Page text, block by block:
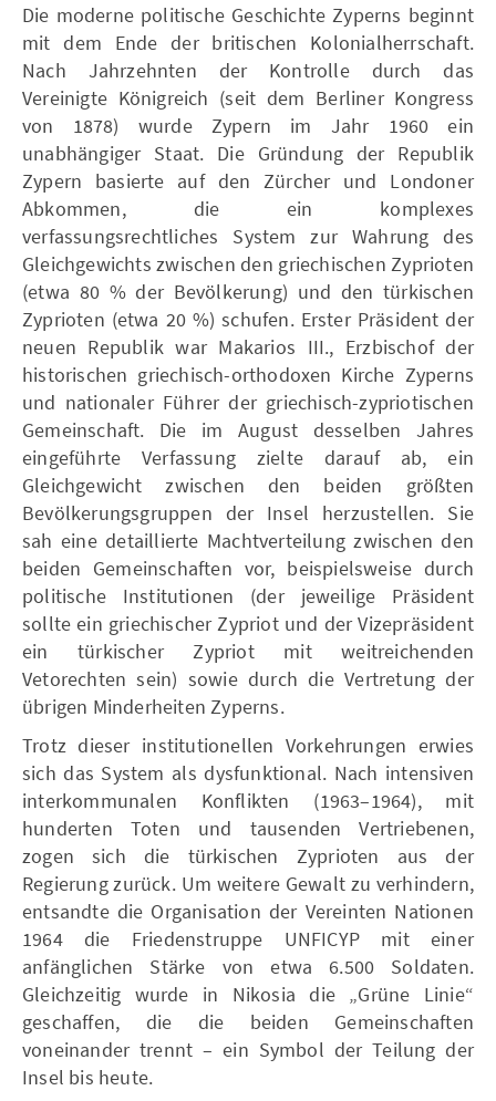
Die moderne politische Geschichte Zyperns beginnt
mit dem Ende der britischen Kolonialherrschaft.
Nach Jahrzehnten der Kontrolle durch das
Vereinigte Königreich (seit dem Berliner Kongress
von 1878) wurde Zypern im Jahr 1960 ein
unabhängiger Staat. Die Gründung der Republik
Zypern basierte auf den Zürcher und Londoner
Abkommen, die ein komplexes
verfassungsrechtliches System zur Wahrung des
Gleichgewichts zwischen den griechischen Zyprioten
(etwa 80 % der Bevölkerung) und den türkischen
Zyprioten (etwa 20 %) schufen. Erster Präsident der
neuen Republik war Makarios III., Erzbischof der
historischen griechisch-orthodoxen Kirche Zyperns
und nationaler Führer der griechisch-zypriotischen
Gemeinschaft. Die im August desselben Jahres
eingeführte Verfassung zielte darauf ab, ein
Gleichgewicht zwischen den beiden größten
Bevölkerungsgruppen der Insel herzustellen. Sie
sah eine detaillierte Machtverteilung zwischen den
beiden Gemeinschaften vor, beispielsweise durch
politische Institutionen (der jeweilige Präsident
sollte ein griechischer Zypriot und der Vizepräsident
ein türkischer Zypriot mit weitreichenden
Vetorechten sein) sowie durch die Vertretung der
übrigen Minderheiten Zyperns.
Trotz dieser institutionellen Vorkehrungen erwies
sich das System als dysfunktional. Nach intensiven
interkommunalen Konflikten (1963–1964), mit
hunderten Toten und tausenden Vertriebenen,
zogen sich die türkischen Zyprioten aus der
Regierung zurück. Um weitere Gewalt zu verhindern,
entsandte die Organisation der Vereinten Nationen
1964 die Friedenstruppe UNFICYP mit einer
anfänglichen Stärke von etwa 6.500 Soldaten.
Gleichzeitig wurde in Nikosia die „Grüne Linie“
geschaffen, die die beiden Gemeinschaften
voneinander trennt – ein Symbol der Teilung der
Insel bis heute.